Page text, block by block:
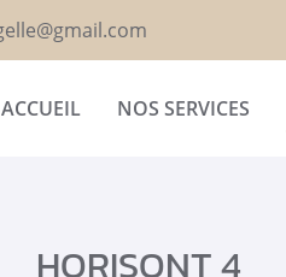
ACCUEIL NOS SERVICES
HORISONT 4